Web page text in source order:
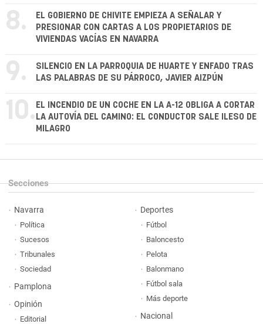
8.
EL GOBIERNO DE CHIVITE EMPIEZA A SEÑALAR Y
PRESIONAR CON CARTAS A LOS PROPIETARIOS DE
VIVIENDAS VACÍAS EN NAVARRA
9.
SILENCIO EN LA PARROQUIA DE HUARTE Y ENFADO TRAS
LAS PALABRAS DE SU PÁRROCO, JAVIER AIZPÚN
10. EL INCENDIO DE UN COCHE EN LA A-12 OBLIGA A CORTAR
LA AUTOVÍA DEL CAMINO: EL CONDUCTOR SALE ILESO DE
MILAGRO
Secciones
Navarra
Política
Sucesos
Tribunales
Sociedad
Pamplona
Opinión
Editorial
Deportes
Fútbol
Baloncesto
Pelota
Balonmano
Fútbol sala
Más deporte
Nacional